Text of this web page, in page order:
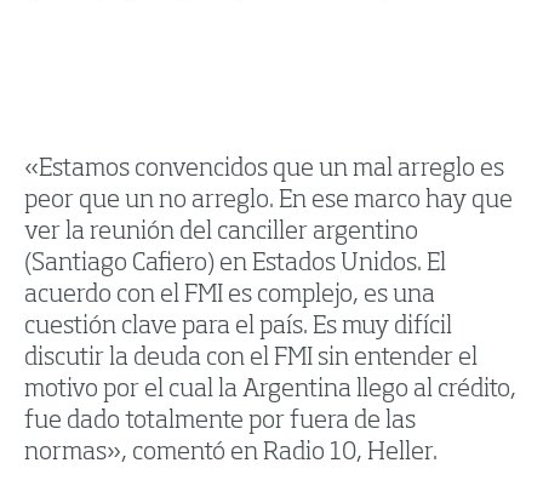
«Estamos convencidos que un mal arreglo es
peor que un no arreglo. En ese marco hay que
ver la reunión del canciller argentino
(Santiago Cafiero) en Estados Unidos. El
acuerdo con el FMI es complejo, es una
cuestión clave para el país. Es muy difícil
discutir la deuda con el FMI sin entender el
motivo por el cual la Argentina llego al crédito,
fue dado totalmente por fuera de las
normas», comentó en Radio 10, Heller.